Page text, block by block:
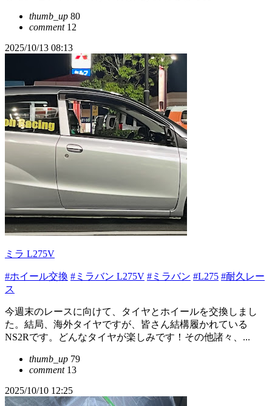
thumb_up 80
comment12
2025/10/13 08:13
ミラ L275V
#ホイール交換 #ミラバン L275V #ミラバン #L275 #耐久レー
ス
今週末のレースに向けて、タイヤとホイールを交換しまし
た。結局、海外タイヤですが、皆さん結構履かれている
NS2Rです。どんなタイヤが楽しみです！その他諸々、...
thumb_up 79
comment13
2025/10/10 12:25